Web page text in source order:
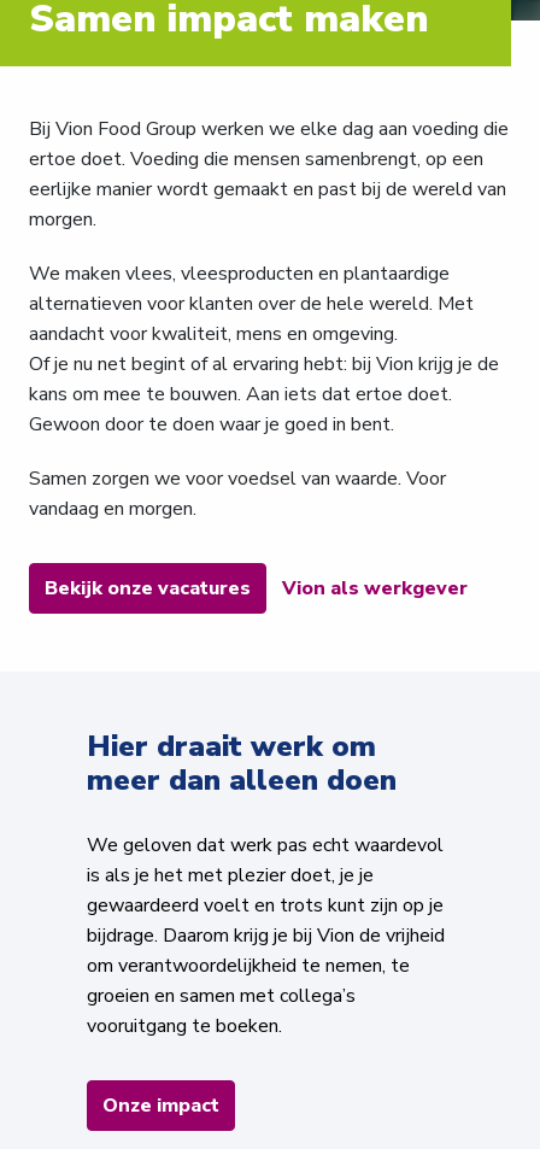
Samen impact maken
Bij Vion Food Group werken we elke dag aan voeding die
ertoe doet. Voeding die mensen samenbrengt, op een
eerlijke manier wordt gemaakt en past bij de wereld van
morgen.
We maken vlees, vleesproducten en plantaardige
alternatieven voor klanten over de hele wereld. Met
aandacht voor kwaliteit, mens en omgeving.
Of je nu net begint of al ervaring hebt: bij Vion krijg je de
kans om mee te bouwen. Aan iets dat ertoe doet.
Gewoon door te doen waar je goed in bent.
Samen zorgen we voor voedsel van waarde. Voor
vandaag en morgen.
Bekijk onze vacatures Vion als werkgever
Hier draait werk om
meer dan alleen doen
We geloven dat werk pas echt waardevol
is als je het met plezier doet, je je
gewaardeerd voelt en trots kunt zijn op je
bijdrage. Daarom krijg je bij Vion de vrijheid
om verantwoordelijkheid te nemen, te
groeien en samen met collega’s
vooruitgang te boeken.
Onze impact